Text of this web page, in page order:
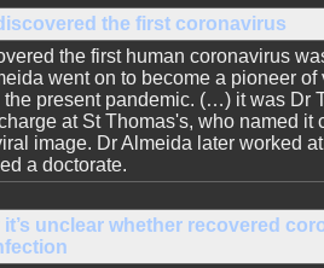
the first coronavirus
the first human coronavirus
went on to become a pioneer
present pandemic. (…) it was Dr
at St Thomas's, who named
image. Dr Almeida later worked
a doctorate.
unclear whether recovered